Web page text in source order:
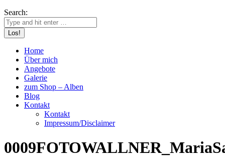
Search:
Home
Über mich
Angebote
Galerie
zum Shop – Alben
Blog
Kontakt
Kontakt
Impressum/Disclaimer